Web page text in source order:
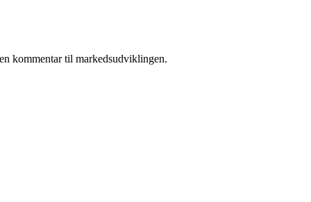
kommentar til markedsudviklingen.